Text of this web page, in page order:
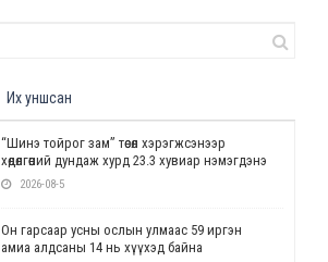
Их уншсан
“Шинэ тойрог зам” төсөл хэрэгжсэнээр
хөдөлгөөний дундаж хурд 23.3 хувиар нэмэгдэнэ
2026-08-5
Он гарсаар усны ослын улмаас 59 иргэн
амиа алдсаны 14 нь хүүхэд байна